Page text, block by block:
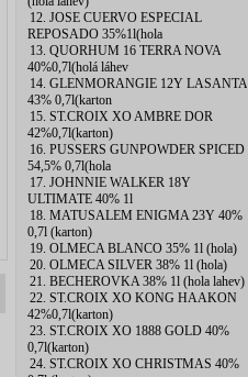
12. JOSE CUERVO ESPECIAL
REPOSADO 35%1l(hola
13. QUORHUM 16 TERRA NOVA
40%0,7l(holá láhev
14. GLENMORANGIE 12Y LASANTA
43% 0,7l(karton
15. ST.CROIX XO AMBRE DOR
42%0,7l(karton)
16. PUSSERS GUNPOWDER SPICED
54,5% 0,7l(hola
17. JOHNNIE WALKER 18Y
ULTIMATE 40% 1l
18. MATUSALEM ENIGMA 23Y 40%
0,7l (karton)
19. OLMECA BLANCO 35% 1l (hola)
20. OLMECA SILVER 38% 1l (hola)
21. BECHEROVKA 38% 1l (hola lahev)
22. ST.CROIX XO KONG HAAKON
42%0,7l(karton)
23. ST.CROIX XO 1888 GOLD 40%
0,7l(karton)
24. ST.CROIX XO CHRISTMAS 40%